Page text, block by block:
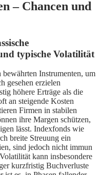
– Chancen und
typische Volatilität
Instrumenten, um
gesehen erzielen
höhere Erträge als die
an steigende Kosten
Firmen in stabilen
ihre Margen schützen,
lässt. Indexfonds wie
breite Streuung ein
sind jedoch nicht immun
kann insbesondere
kurzfristig Buchverluste